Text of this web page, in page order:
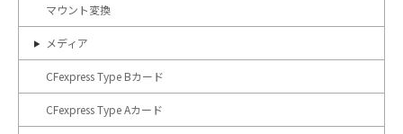
マウント変換
メディア
CFexpress Type Bカード
CFexpress Type Aカード